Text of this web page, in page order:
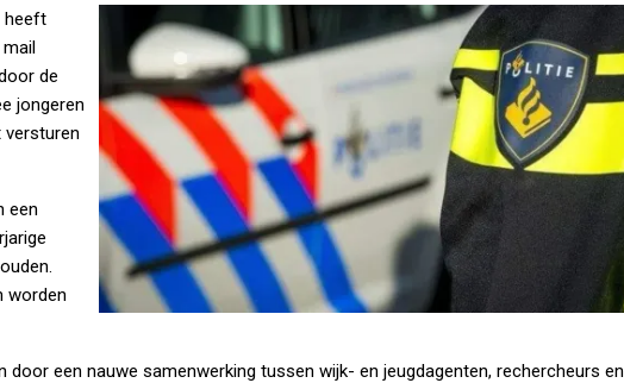
heeft
de
jongeren
versturen
een
worden
een nauwe samenwerking tussen wijk- en jeugdagenten, rechercheurs en